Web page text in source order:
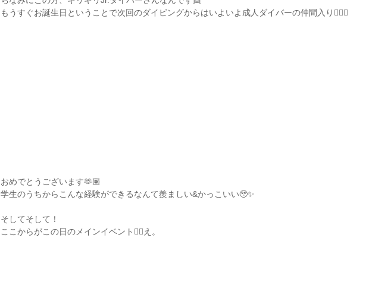
もうすぐお誕生日ということで次回のダイビングからはいよいよ成人ダイバーの仲間入り🧜🏽‍♀️
おめでとうございます🫶🏽
学生のうちからこんな経験ができるなんて羨ましい&かっこいい🥹✨
そしてそして！
ここからがこの日のメインイベント❤️‍🔥え。